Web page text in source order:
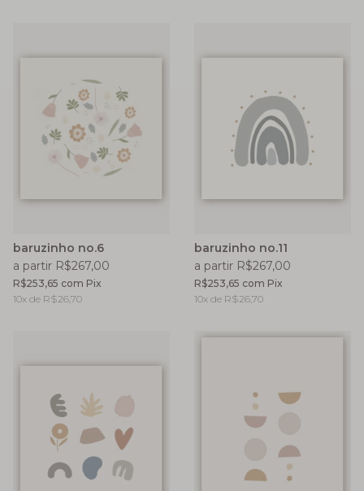
baruzinho no.6
a partir R$267,00
R$253,65 com Pix
10x de R$26,70
baruzinho no.11
a partir R$267,00
R$253,65 com Pix
10x de R$26,70